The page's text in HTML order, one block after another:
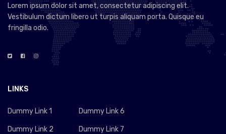
Lorem ipsum dolor sit amet, consectetur adipiscing elit.
Vestibulum dictum libero ut turpis aliquam porta. Quisque eu
fringilla odio.
LINKS
Dummy Link 1
Dummy Link 2
Dummy Link 6
Dummy Link 7